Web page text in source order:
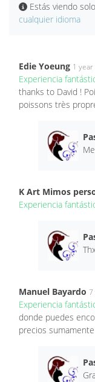
Estás viendo
cualquier idioma
Edie Yoeung 1 year
Experiencia
thanks to David !
poissons très
K Art Mimos
Experiencia
Manuel Bayardo 7
Experiencia
donde puedes
precios